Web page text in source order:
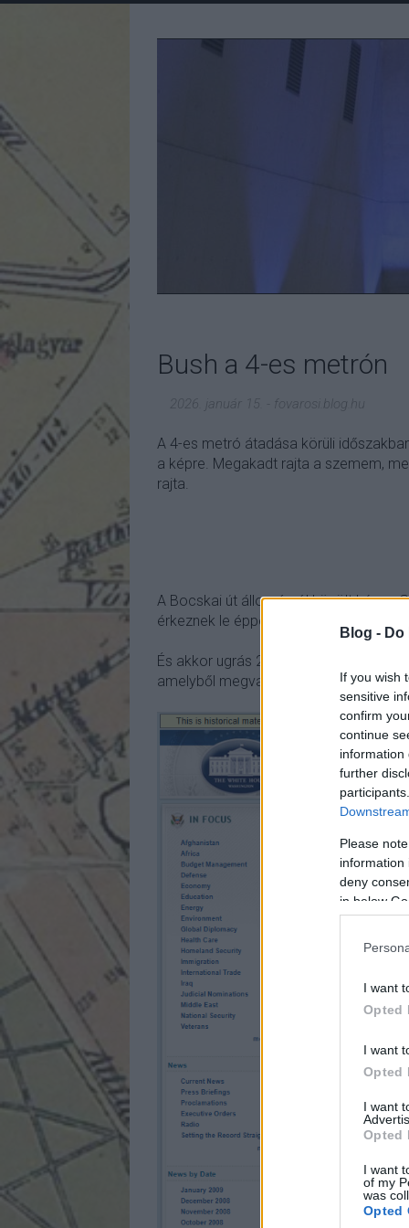
Blog -
If you wish
sensitive
confirm
continue
information
further
Please
information
deny
in below
I want
Opted
I want
Opted
I want
Opted
I want
of my
was
Opted
Bush a 4-es metrón
2026. január 15. fovarosi.blog.hu
A 4-es metró átadása körüli
a képre. Megakadt rajta a szemem,
rajta.
A Bocskai út állomásról közölt képen
érkeznek le éppen a mozgólépcsőn.
És akkor ugrás 2025 végére: egy
amelyből megvan a kép eredetije is!